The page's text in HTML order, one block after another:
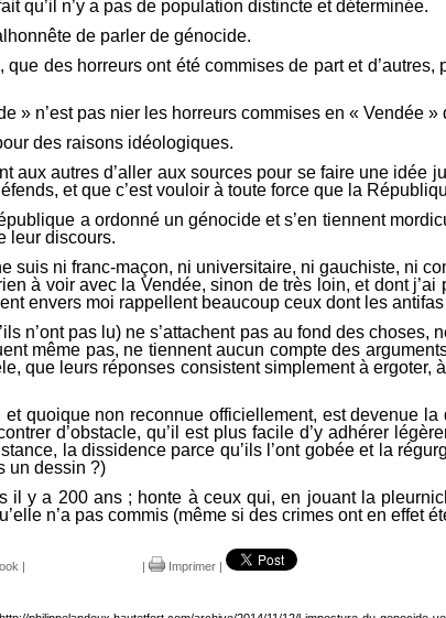
qu’il n’y a pas de population distincte et déterminée.
de parler de génocide.
des horreurs ont été commises de part et
» n’est pas nier les horreurs commises en « Vendée
des raisons idéologiques.
autres d’aller aux sources pour se faire une idée
et que c’est vouloir à toute force que la
a ordonné un génocide et s’en tiennent
leur discours.
suis ni franc-maçon, ni universitaire, ni gauchiste, ni
à voir avec la Vendée, sinon de très loin, et dont
envers moi rappellent beaucoup ceux dont les
n’ont pas lu) ne s’attachent pas au fond des
même pas, ne tiennent aucun compte des
que leurs réponses consistent simplement à
quoique non reconnue officiellement, est devenue
d’obstacle, qu’il est plus facile d’y adhérer
la dissidence parce qu’ils l’ont gobée et la
un dessin ?)
y a 200 ans ; honte à ceux qui, en jouant la
n’a pas commis (même si des crimes ont en effet
Imprimer